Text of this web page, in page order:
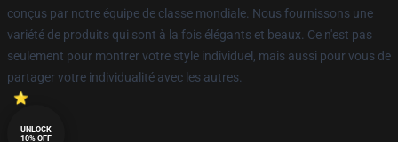
conçus par notre équipe de classe mondiale. Nous fournissons une
variété de produits qui sont à la fois élégants et beaux. Ce n'est pas
seulement pour montrer votre style individuel, mais aussi pour vous de
partager votre individualité avec les autres.
UNLOCK
10% OFF